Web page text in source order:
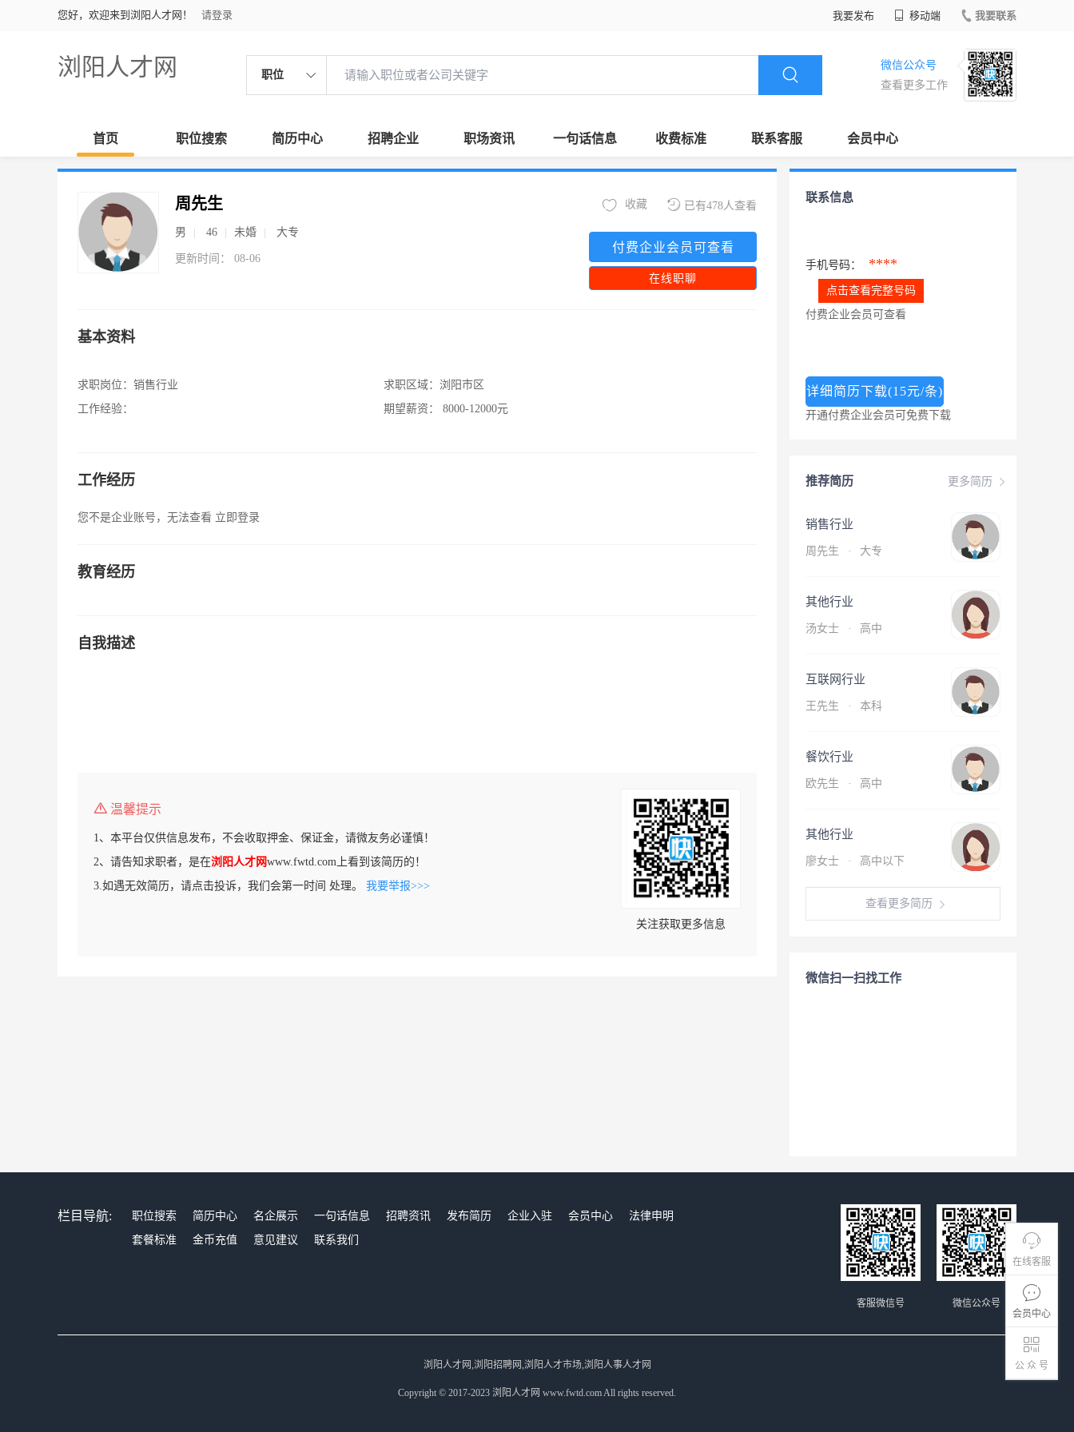
您好，欢迎来到浏阳人才网！ 请登录 我要发布 移动端 我要联系
浏阳人才网 职位
微信公众号
查看更多工作
首页 职位搜索 简历中心 招聘企业 职场资讯 一句话信息 收费标准 联系客服 会员中心
在线客服
会员中心
公 众 号
周先生
男 46 未婚 大专
更新时间： 08-06
已有478人查看
收藏
付费企业会员可查看
在线职聊
基本资料
求职岗位： 销售行业
工作经验：
求职区域： 浏阳市区
期望薪资：
8000-12000元
工作经历
您不是企业账号，无法查看 立即登录
教育经历
自我描述
温馨提示
1、本平台仅供信息发布，不会收取押金、保证金，请微友务必谨慎！
2、请告知求职者，是在浏阳人才网www.fwtd.com上看到该简历的！
3.如遇无效简历，请点击投诉，我们会第一时间 处理。 我要举报>>>
关注获取更多信息
联系信息
手机号码： ****
点击查看完整号码
付费企业会员可查看
详细简历下载(15元/条)
开通付费企业会员可免费下载
更多简历
推荐简历
销售行业
周先生 · 大专
其他行业
汤女士 · 高中
互联网行业
王先生 · 本科
餐饮行业
欧先生 · 高中
其他行业
廖女士 · 高中以下
查看更多简历
微信扫一扫找工作
栏目导航: 职位搜索 简历中心 名企展示 一句话信息 招聘资讯 发布简历 企业入驻 会员中心
法律申明
套餐标准
金币充值 意见建议 联系我们
微信公众号
客服微信号
浏阳人才网,浏阳招聘网,浏阳人才市场,浏阳人事人才网
Copyright © 2017-2023 浏阳人才网 www.fwtd.com All rights reserved.